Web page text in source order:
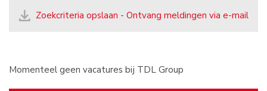
Zoekcriteria opslaan - Ontvang meldingen via e-mail
Momenteel geen vacatures bij TDL Group